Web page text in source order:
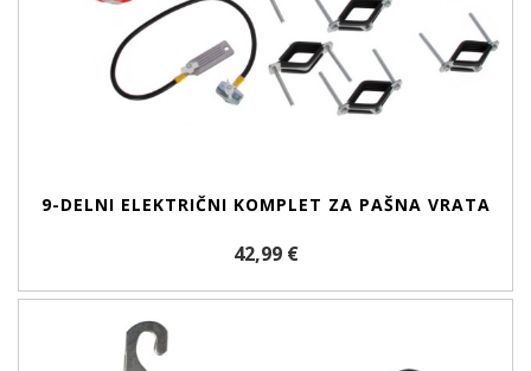
9-DELNI ELEKTRIČNI KOMPLET ZA PAŠNA VRATA
42,99 €